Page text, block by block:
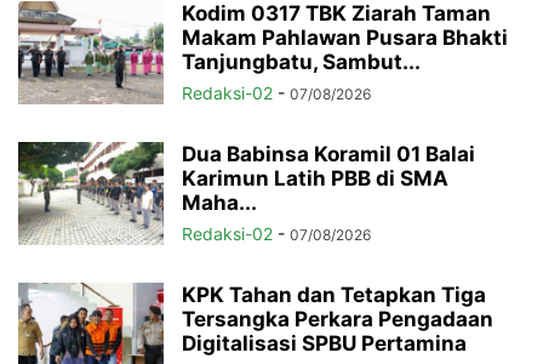
Kodim 0317 TBK Ziarah Taman
Makam Pahlawan Pusara Bhakti
Tanjungbatu, Sambut...
Redaksi-02 - 07/08/2026
Dua Babinsa Koramil 01 Balai
Karimun Latih PBB di SMA
Maha...
Redaksi-02 - 07/08/2026
KPK Tahan dan Tetapkan Tiga
Tersangka Perkara Pengadaan
Digitalisasi SPBU Pertamina